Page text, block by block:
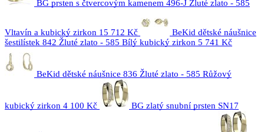
BG prsten s čtvercovým kamenem 496-J Žluté zlato - 585
Vltavín a kubický zirkon 15 712 Kč
BeKid dětské náušnice
šestilístek 842 Žluté zlato - 585 Bílý kubický zirkon 5 741 Kč
BeKid dětské náušnice 836 Žluté zlato - 585 Růžový
kubický zirkon 4 100 Kč BG zlatý snubní prsten SN17